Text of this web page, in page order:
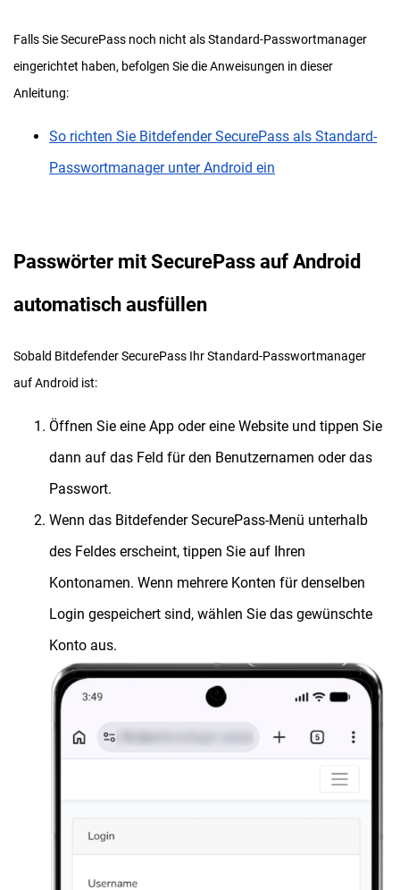
Falls Sie SecurePass noch nicht als Standard-Passwortmanager
eingerichtet haben, befolgen Sie die Anweisungen in dieser
Anleitung:
So richten Sie Bitdefender SecurePass als Standard-
Passwortmanager unter Android ein
Passwörter mit SecurePass auf Android
automatisch ausfüllen
Sobald Bitdefender SecurePass Ihr Standard-Passwortmanager
auf Android ist:
Öffnen Sie eine App oder eine Website und tippen Sie
dann auf das Feld für den Benutzernamen oder das
Passwort.
Wenn das Bitdefender SecurePass-Menü unterhalb
des Feldes erscheint, tippen Sie auf Ihren
Kontonamen. Wenn mehrere Konten für denselben
Login gespeichert sind, wählen Sie das gewünschte
Konto aus.